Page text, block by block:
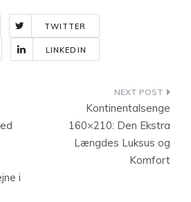
TWITTER
LINKEDIN
i
Kontinentalsenge
160×210: Den Ekstra
Længdes Luksus og
Komfort